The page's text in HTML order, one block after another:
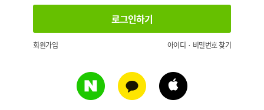
회원가입 아이디 · 비밀번호 찾기